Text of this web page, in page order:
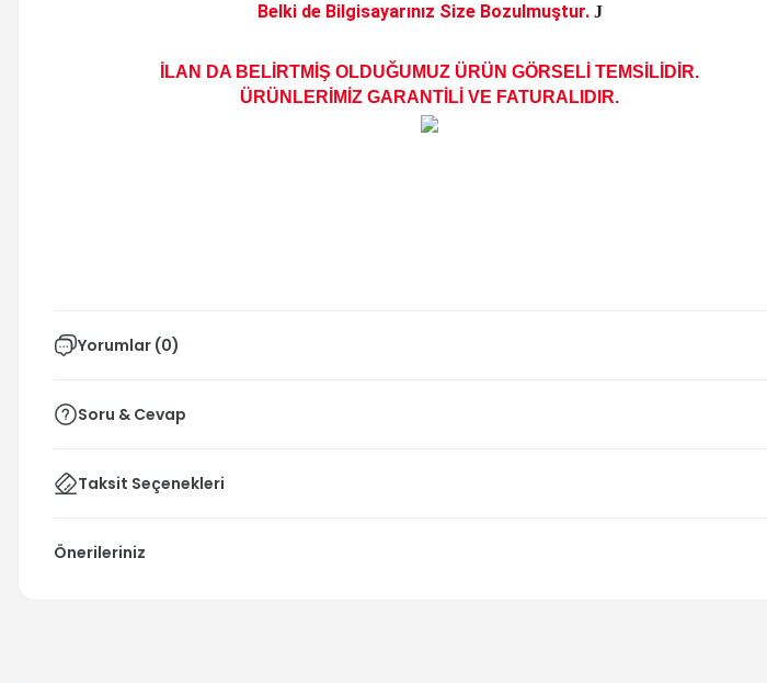
Belki de Bilgisayarınız Size Bozulmuştur. J
İLAN DA BELİRTMİŞ OLDUĞUMUZ ÜRÜN GÖRSELİ TEMSİLİDİR.
ÜRÜNLERİMİZ GARANTİLİ VE FATURALIDIR.
Yorumlar (0)
Soru & Cevap
Taksit Seçenekleri
Önerileriniz